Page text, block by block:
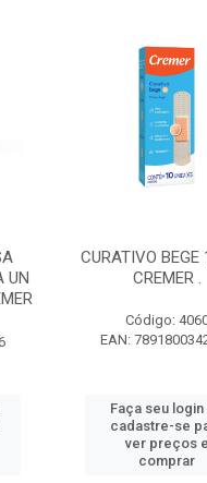
UN
CURATIVO BEGE
CREMER .
Código:
EAN:
Faça seu login
cadastre-se
ver preços e
comprar